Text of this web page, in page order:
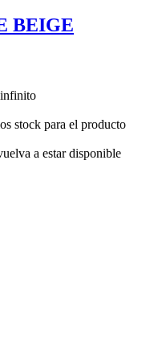
BEIGE
stock para el producto
a estar disponible